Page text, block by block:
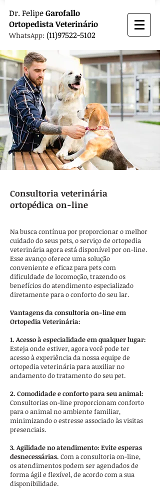
Dr. FelipeGarofallo
OrtopedistaVeterinário
WhatsApp: (11)97522-5102
Consultoria veterinária
ortopédica on-line
Na busca contínua por proporcionar o melhor
cuidado do seus pets, o serviço de ortopedia
veterinária agora está disponível por on-line.
Esse avanço oferece uma solução
conveniente e eficaz para pets com
dificuldade de locomoção, trazendo os
benefícios do atendimento especializado
diretamente para o conforto do seu lar.
Vantagens da consultoria on-line em
Ortopedia Veterinária:
1. Acesso à especialidade em qualquer lugar:
Esteja onde estiver, agora você pode ter
acesso à experiência da nossa equipe de
ortopedia veterinária para auxiliar no
andamento do tratamento do seu pet.
2. Comodidade e conforto para seu animal:
Consultorias on-line proporcionam conforto
para o animal no ambiente familiar,
minimizando o estresse associado às visitas
presenciais.
3. Agilidade no atendimento: Evite esperas
desnecessárias. Com a consultoria on-line,
os atendimentos podem ser agendados de
forma ágil e flexível, de acordo com a sua
disponibilidade.